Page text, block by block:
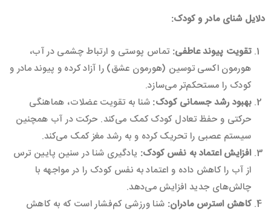
دلایل شنای مادر و کودک:
تقویت پیوند عاطفی: تماس پوستی و ارتباط چشمی در آب،
هورمون اکسی توسین (هورمون عشق) را آزاد کرده و پیوند مادر و
کودک را مستحکم‌تر می‌سازد.
بهبود رشد جسمانی کودک: شنا به تقویت عضلات، هماهنگی
حرکتی و حفظ تعادل کودک کمک می‌کند. حرکت در آب همچنین
سیستم عصبی را تحریک کرده و به رشد مغز کمک می‌کند.
افزایش اعتماد به نفس کودک: یادگیری شنا در سنین پایین ترس
از آب را کاهش داده و اعتماد به نفس کودک را در مواجهه با
چالش‌های جدید افزایش می‌دهد.
کاهش استرس مادران: شنا ورزشی کم‌فشار است که به کاهش